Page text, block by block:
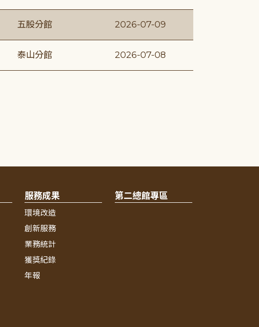
五股分館 2026-07-09
泰山分館 2026-07-08
服務成果
環境改造
創新服務
業務統計
獲獎紀錄
年報
第二總館專區